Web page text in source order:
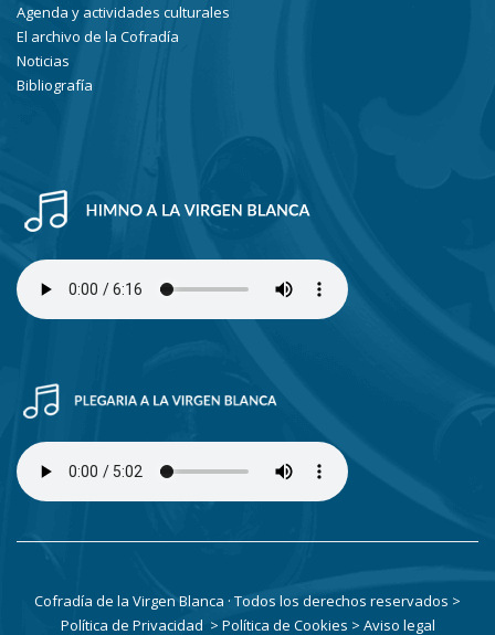
Agenda y actividades culturales
El archivo de la Cofradía
Noticias
Bibliografía
Cofradía de la Virgen Blanca · Todos los derechos reservados >
Política de Privacidad > Política de Cookies > Aviso legal